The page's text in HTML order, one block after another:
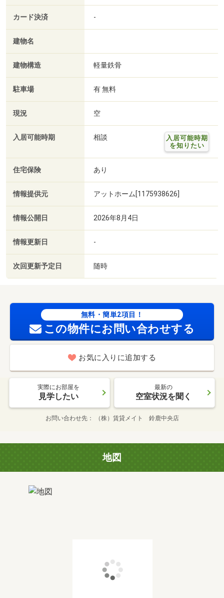
カード決済 -
建物名
建物構造 軽量鉄骨
駐車場 有 無料
現況 空
入居可能時期 相談
入居可能時期
を知りたい
住宅保険 あり
情報提供元 アットホーム[1175938626]
情報公開日 2026年8月4日
情報更新日 -
次回更新予定日 随時
無料・簡単2項目！
この物件にお問い合わせする
お気に入りに追加する
実際にお部屋を
見学したい
最新の
空室状況を聞く
お問い合わせ先 （株）賃貸メイト 鈴鹿中央店
地図